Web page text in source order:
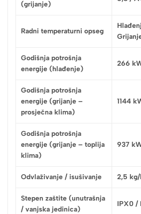
(grijanje)
Radni temperaturni opseg
Godišnja potrošnja
energije (hlađenje)
266
Godišnja potrošnja
energije (grijanje –
prosječna klima)
1144
Godišnja potrošnja
energije (grijanje – toplija
klima)
937
Odvlaživanje / isušivanje 2,5
Stepen zaštite (unutrašnja
/ vanjska jedinica)
IPX0 /